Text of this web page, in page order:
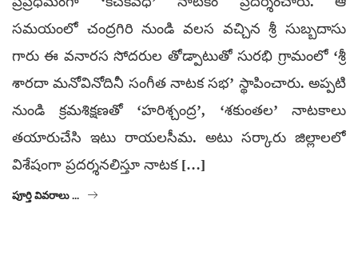
సమయంలో చంద్రగిరి నుండి వలస వచ్చిన శ్రీ సుబ్బదాసు
గారు ఈ వనారస సోదరుల తోడ్పాటుతో సురభి గ్రామంలో ‘శ్రీ
శారదా మనోవినోదినీ సంగీత నాటక సభ’ స్థాపించారు. అప్పటి
నుండి క్రమశిక్షణతో ‘హరిశ్చంద్ర’, ‘శకుంతల’ నాటకాలు
తయారుచేసి ఇటు రాయలసీమ. అటు సర్కారు జిల్లాలలో
విశేషంగా ప్రదర్శనలిస్తూ నాటక […]
పూర్తి వివరాలు ...